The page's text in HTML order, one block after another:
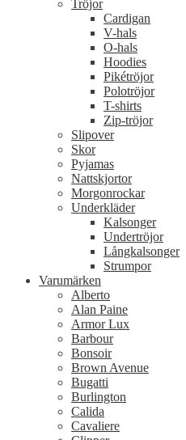
Tröjor
Cardigan
V-hals
O-hals
Hoodies
Pikétröjor
Polotröjor
T-shirts
Zip-tröjor
Slipover
Skor
Pyjamas
Nattskjortor
Morgonrockar
Underkläder
Kalsonger
Undertröjor
Långkalsonger
Strumpor
Varumärken
Alberto
Alan Paine
Armor Lux
Barbour
Bonsoir
Brown Avenue
Bugatti
Burlington
Calida
Cavaliere